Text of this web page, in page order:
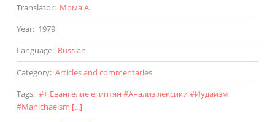
Translator: Мома А.
Year: 1979
Language: Russian
Category: Articles and commentaries
Tags: #+ Евангелие египтян #Анализ лексики #Иудаизм
#Manichaeism [...]